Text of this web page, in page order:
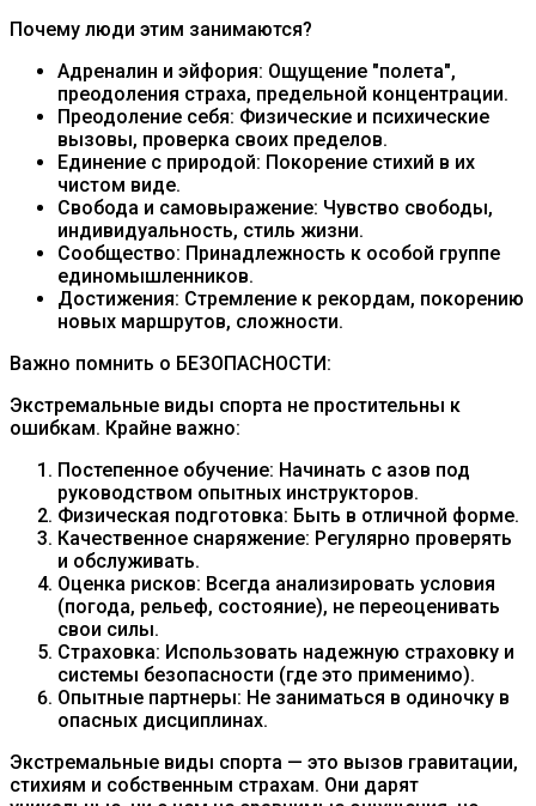
Почему люди этим занимаются?
Адреналин и эйфория: Ощущение "полета",
преодоления страха, предельной концентрации.
Преодоление себя: Физические и психические
вызовы, проверка своих пределов.
Единение с природой: Покорение стихий в их
чистом виде.
Свобода и самовыражение: Чувство свободы,
индивидуальность, стиль жизни.
Сообщество: Принадлежность к особой группе
единомышленников.
Достижения: Стремление к рекордам, покорению
новых маршрутов, сложности.
Важно помнить о БЕЗОПАСНОСТИ:
Экстремальные виды спорта не простительны к
ошибкам. Крайне важно:
Постепенное обучение: Начинать с азов под
руководством опытных инструкторов.
Физическая подготовка: Быть в отличной форме.
Качественное снаряжение: Регулярно проверять
и обслуживать.
Оценка рисков: Всегда анализировать условия
(погода, рельеф, состояние), не переоценивать
свои силы.
Страховка: Использовать надежную страховку и
системы безопасности (где это применимо).
Опытные партнеры: Не заниматься в одиночку в
опасных дисциплинах.
Экстремальные виды спорта — это вызов гравитации,
стихиям и собственным страхам. Они дарят